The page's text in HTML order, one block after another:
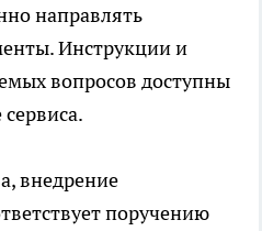
направлять
Инструкции и
вопросов доступны
внедрение
поручению